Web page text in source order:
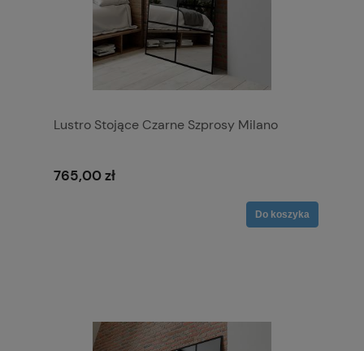
Lustro Stojące Czarne Szprosy Milano
765,00 zł
Do koszyka